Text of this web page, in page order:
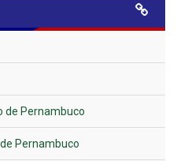
de Pernambuco
Pernambuco